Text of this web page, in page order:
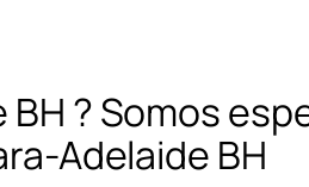
? Somos
Adelaide BH